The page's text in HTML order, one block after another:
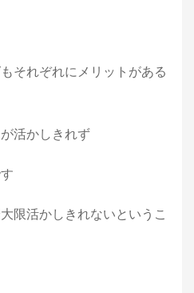
それぞれにメリットがある
活かしきれず
限活かしきれないというこ